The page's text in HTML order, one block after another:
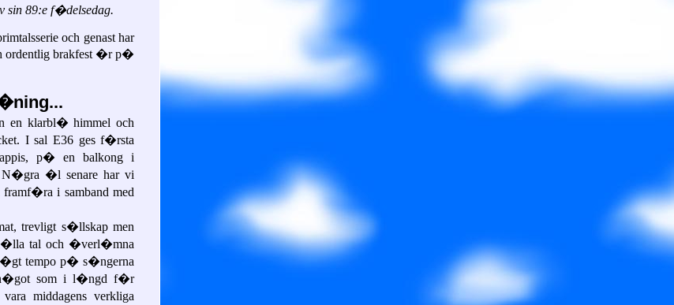
sin 89:e f�delsedag.
och genast har
ordentlig brakfest �r p�
en klarbl� himmel och
I sal E36 ges f�rsta
p� en balkong i
N�gra �l senare har vi
i samband med
trevligt s�llskap men
tal och �verl�mna
tempo p� s�ngerna
som i l�ngd f�r
middagens verkliga